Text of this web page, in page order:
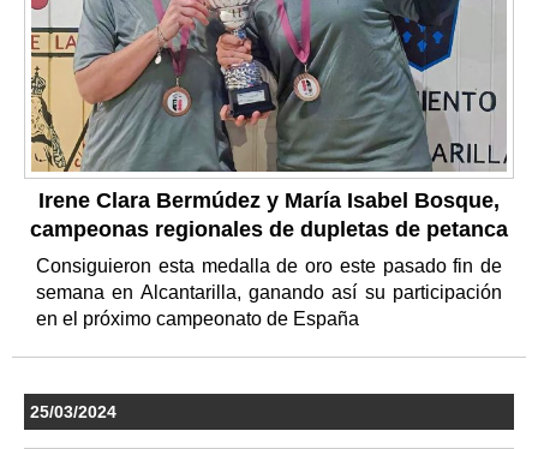
Irene Clara Bermúdez y María Isabel Bosque,
campeonas regionales de dupletas de petanca
Consiguieron esta medalla de oro este pasado fin de
semana en Alcantarilla, ganando así su participación
en el próximo campeonato de España
25/03/2024